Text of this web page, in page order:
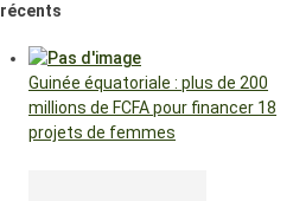
Guinée équatoriale : plus de 200
millions de FCFA pour financer 18
projets de femmes